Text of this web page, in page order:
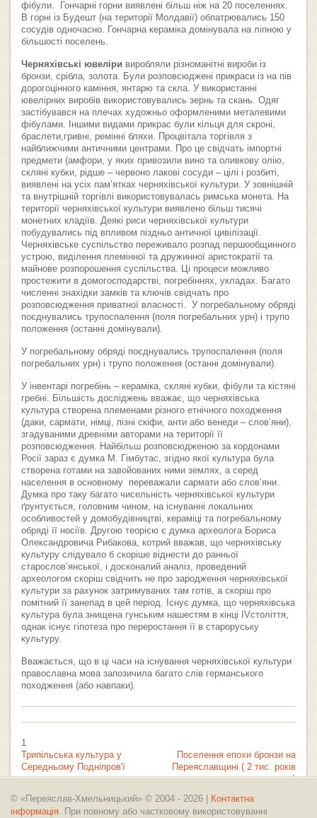
фібули. Гончарні горни виявлені більш ніж на 20 поселеннях.
В горні із Будешт (на території Молдавії) обпатрювались 150
сосудів одночасно. Гончарна кераміка домінувала на ліпною у
більшості поселень.
Черняхівські ювеліри виробляли різноманітні вироби із
бронзи, срібла, золота. Були розповсюджені прикраси із на пів
дорогоцінного каміння, янтарю та скла. У використанні
ювелірних виробів використовувались зернь та скань. Одяг
застібувався на плечах художньо оформленими металевими
фібулами. Іншими видами прикрас були кільця для скроні,
браслети,гривні, ремінні бляхи. Процвітала торгівля з
найближчими античними центрами. Про це свідчать імпортні
предмети (амфори, у яких привозили вино та оливкову олію,
скляні кубки, рідше – червоно лакові сосуди – цілі і розбиті,
виявлені на усіх пам’ятках черняхівської культури. У зовнішній
та внутрішній торгівлі використовувалась римська монета. На
території черняхівської культури виявлено більш тисячі
монетних кладіїв. Деякі риси черняхівської культури
побудувались під впливом піздньо античної цивілізації.
Черняхівське суспільство переживало розпад першообщинного
устрою, виділення племінної та дружинної аристократії та
майнове розпорошення суспільства. Ці процеси можливо
простежити в домогосподарстві, погребіннях, укладах. Багато
численні знахідки замків та ключів свідчать про
розповсюдження приватної власності. У погребальному обряді
поєднувались трупоспалення (поля погребальних урн) і трупо
положення (останні домінували).
У погребальному обряді поєднувались трупоспалення (поля
погребальних урн) і трупо положення (останні домінували).
У інвентарі погребінь – кераміка, скляні кубки, фібули та кістяні
гребні. Більшість досліджень вважає, що черняхівська
культура створена племенами різного етнічного походження
(даки, сармати, німці, пізні скіфи, анти або венеди – слов’яни),
згадуваними древніми авторами на території її
розповсюдження. Найбільш розповсюдженою за кордонами
Росії зараз є думка М. Гімбутас, згідно якої культура була
створена готами на завойованих ними землях, а серед
населення в основному переважали сармати або слов’яни.
Думка про таку багато чисельність черняхівської культури
ґрунтується, головним чином, на існуванні локальних
особливостей у домобудівництві, кераміці та погребальному
обряді її носіїв. Другою теорією є думка археолога Бориса
Олександровича Рибакова, котрий вважав, що черняхівську
культуру слідувало б скоріше віднести до ранньої
старослов’янської, і досконалий аналіз, проведений
археологом скоріш свідчить не про зародження черняхівської
культури за рахунок затримуваних там готів, а скоріш про
помітний її занепад в цей період. Існує думка, що черняхівська
культура була знищена гунським нашестям в кінці IVстоліття,
однак існує гіпотеза про переростання її в староруську
культуру.
Вважається, що в ці часи на існування черняхівської культури
православна мова запозичила багато слів германського
походження (або навпаки).
1
Трипільська культура у
Середньому Подніпров'ї
Поселення епохи бронзи на
Переяславщині ( 2 тис. років
до н.е.)
© «Переяслав-Хмельницький» © 2004 - 2026 |
Контактна
інформація. При повному або частковому використовуванні